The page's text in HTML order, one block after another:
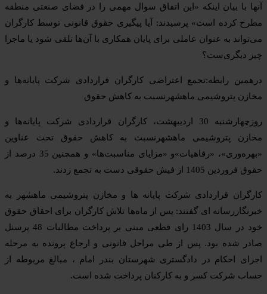
آنها با بیان اینکه «این اتفاق سوال مهمی را در فضای صنعتی منطقه
مطرح کرده است» پرسیدند: آیا پیگیری حقوق قانونی توسط کارگران
می‌تواند به عنوان عاملی برای پایان همکاری با آن‌ها تلقی شود یا ماجرا
چیز دیگری‌ست؟
درهمین رابطه:تجمع اعتراضی کارگران قراردادی شرکت پایانه‌ها و
مخازن پتروشیمی ماهشهرنسبت به کاهش حقوق
روزچهارشنبه 30 اردیبهشت، کارگران قراردادی شرکت پایانه‌ها و
مخازن پتروشیمی ماهشهرنسبت به کاهش حقوق تحت عناوین
«بهره‌وری»، «رفاهیات»و «مزایای مناسبت‌ها» و همچنین 35 درصد از
حقوق فروردین 1405 از فیش حقوقی دست به تجمع زدند.
کارگران قراردادی شرکت پایانه ها و مخازن پتروشیمی ماهشهر به
خبرنگاررسانه ای گفتند: پس از ماه‌ها تلاش کارگران برای احقاق حقوق
خود در سال 1403 رای قطعی مبنی بر پرداخت مطالبات 48 پرسنل
صادر شده بود. پس از طی مراحل قانونی و ارجاع پرونده به مرحله
اجرای احکام در دادگستری شهرستان بندر امام ، مبالغ مربوطه از
حساب شرکت کسر و به کارکنان پرداخت شده است. ‌